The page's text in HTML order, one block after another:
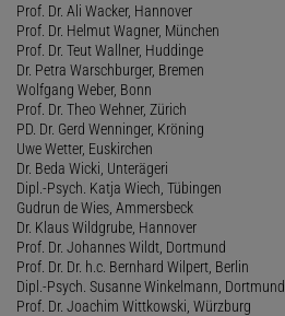
Prof. Dr. Ali Wacker, Hannover
Prof. Dr. Helmut Wagner, München
Prof. Dr. Teut Wallner, Huddinge
Dr. Petra Warschburger, Bremen
Wolfgang Weber, Bonn
Prof. Dr. Theo Wehner, Zürich
PD. Dr. Gerd Wenninger, Kröning
Uwe Wetter, Euskirchen
Dr. Beda Wicki, Unterägeri
Dipl.-Psych. Katja Wiech, Tübingen
Gudrun de Wies, Ammersbeck
Dr. Klaus Wildgrube, Hannover
Prof. Dr. Johannes Wildt, Dortmund
Prof. Dr. Dr. h.c. Bernhard Wilpert, Berlin
Dipl.-Psych. Susanne Winkelmann, Dortmund
Prof. Dr. Joachim Wittkowski, Würzburg